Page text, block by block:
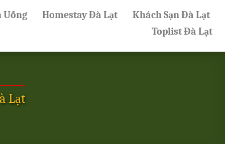
Uống Homestay Đà Lạt
Khách Sạn Đà Lạt
Toplist Đà Lạt
Lạt